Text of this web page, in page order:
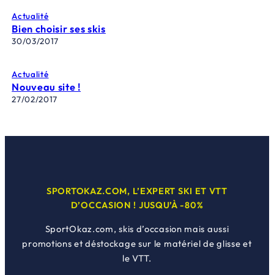
Actualité
Bien choisir ses skis
30/03/2017
Actualité
Nouveau site !
27/02/2017
SPORTOKAZ.COM, L’EXPERT SKI ET VTT
D’OCCASION ! JUSQU’À -80%
SportOkaz.com, skis d’occasion mais aussi
promotions et déstockage sur le matériel de glisse et
le VTT.